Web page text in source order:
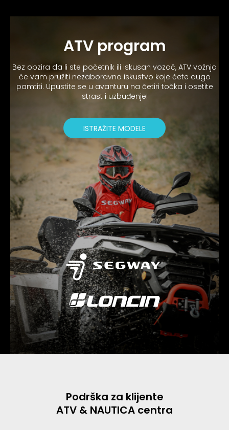
ATV program
Bez obzira da li ste početnik ili iskusan vozač, ATV vožnja
će vam pružiti nezaboravno iskustvo koje ćete dugo
pamtiti. Upustite se u avanturu na četiri točka i osetite
strast i uzbuđenje!
ISTRAŽITE MODELE
Podrška za klijente
ATV & NAUTICA centra